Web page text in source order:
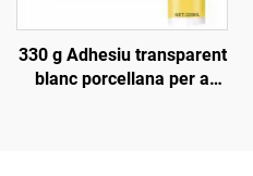
330 g Adhesiu transparent
blanc porcellana per a